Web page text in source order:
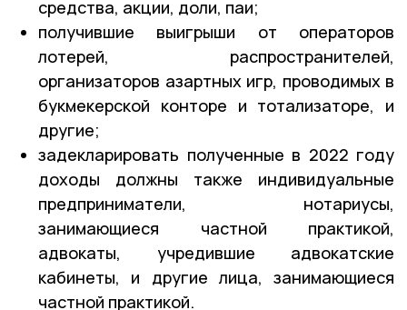
средства, акции, доли, паи;
получившие выигрыши от операторов
лотерей, распространителей,
организаторов азартных игр, проводимых в
букмекерской конторе и тотализаторе, и
другие;
задекларировать полученные в 2022 году
доходы должны также индивидуальные
предприниматели, нотариусы,
занимающиеся частной практикой,
адвокаты, учредившие адвокатские
кабинеты, и другие лица, занимающиеся
частной практикой.